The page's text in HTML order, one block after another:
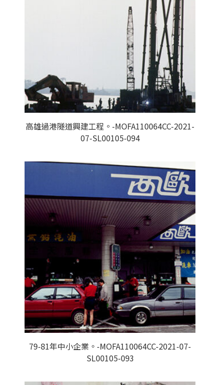
高雄過港隧道興建工程。-MOFA110064CC-2021-
07-SL00105-094
79-81年中小企業。-MOFA110064CC-2021-07-
SL00105-093